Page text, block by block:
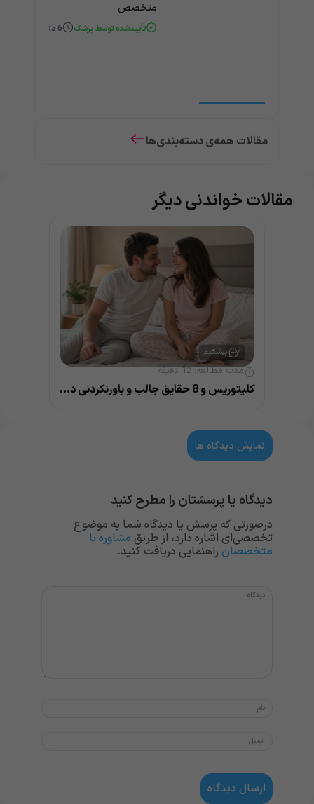
متخصص
تأییدشده توسط پزشک 6 دقیقه
مقالات همه‌ی دسته‌بندی‌ها
مقالات خواندنی دیگر
مدت مطالعه:12 دقیقه
کلیتوریس و 8 حقایق جالب و باورنکردنی درباره آن
نمایش دیدگاه ها
دیدگاه یا پرسشتان را مطرح کنید
درصورتی که پرسش یا دیدگاه شما به موضوع
تخصصی‌ای اشاره دارد، از طریق مشاوره با
متخصصان راهنمایی دریافت کنید.